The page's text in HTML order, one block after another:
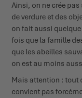
Ainsi, on ne crée
de verdure et des
on fait aussi
fois que la famille
que les abeilles
on est au moins
Mais attention : tout
convient pas